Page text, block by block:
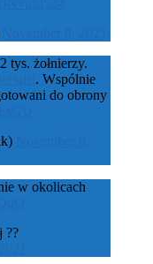
tys. żołnierzy.
. Wspólnie
do obrony
w okolicach
??